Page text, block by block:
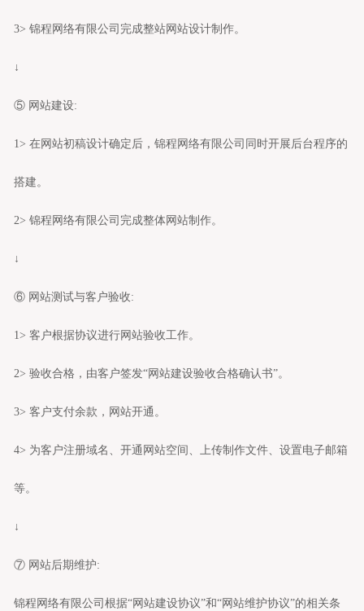
3> 锦程网络有限公司完成整站网站设计制作。
↓
⑤ 网站建设:
1> 在网站初稿设计确定后，锦程网络有限公司同时开展后台程序的
搭建。
2> 锦程网络有限公司完成整体网站制作。
↓
⑥ 网站测试与客户验收:
1> 客户根据协议进行网站验收工作。
2> 验收合格，由客户签发“网站建设验收合格确认书”。
3> 客户支付余款，网站开通。
4> 为客户注册域名、开通网站空间、上传制作文件、设置电子邮箱
等。
↓
⑦ 网站后期维护:
锦程网络有限公司根据“网站建设协议”和“网站维护协议”的相关条